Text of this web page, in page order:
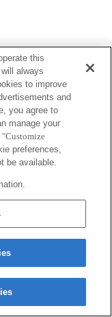
Copyright 2026 Sony Corporation
this
always
to improve
and
you agree to
manage your
"Customize
preferences,
be available.